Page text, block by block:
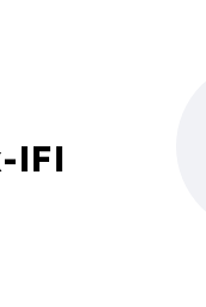
IFI